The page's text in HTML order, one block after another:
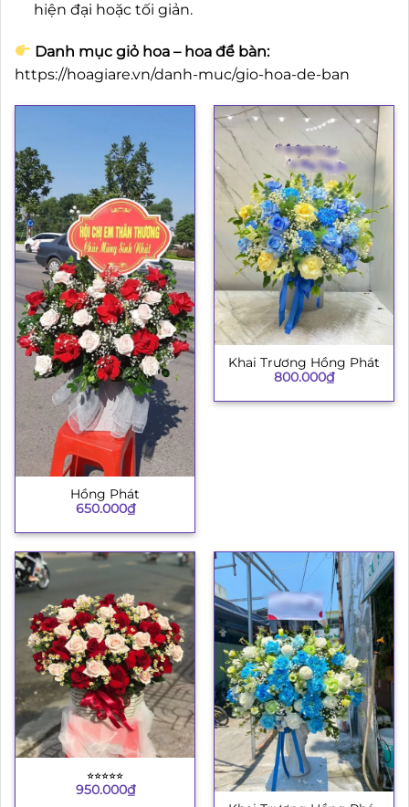
hiện đại hoặc tối giản.
Danh mục giỏ hoa – hoa để bàn:
https://hoagiare.vn/danh-muc/gio-hoa-de-ban
Hồng Phát
650.000₫
Khai Trương Hồng Phát
800.000₫
⭐︎⭐︎⭐︎⭐︎⭐︎
950.000₫